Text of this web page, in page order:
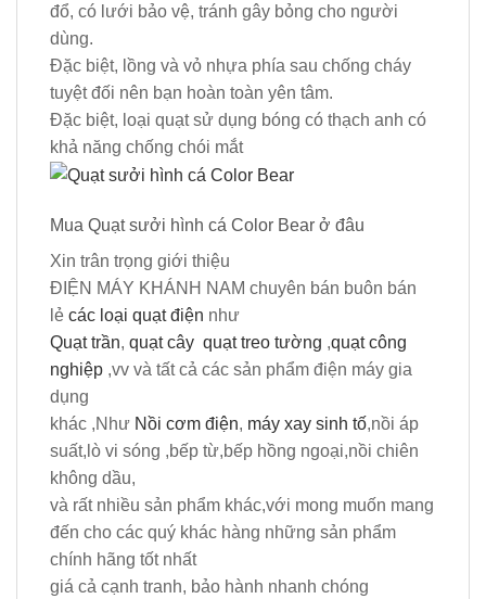
đổ, có lưới bảo vệ, tránh gây bỏng cho người
dùng.
Đặc biệt, lồng và vỏ nhựa phía sau chống cháy
tuyệt đối nên bạn hoàn toàn yên tâm.
Đặc biệt, loại quạt sử dụng bóng có thạch anh có
khả năng chống chói mắt
Mua Quạt sưởi hình cá Color Bear ở đâu
Xin trân trọng giới thiệu
ĐIỆN MÁY KHÁNH NAM chuyên bán buôn bán
lẻ các loại quạt điện như
Quạt trần, quạt cây quạt treo tường ,quạt công
nghiệp ,vv và tất cả các sản phẩm điện máy gia
dụng
khác ,Như Nồi cơm điện, máy xay sinh tố,nồi áp
suất,lò vi sóng ,bếp từ,bếp hồng ngoại,nồi chiên
không dầu,
và rất nhiều sản phẩm khác,với mong muốn mang
đến cho các quý khác hàng những sản phẩm
chính hãng tốt nhất
giá cả cạnh tranh, bảo hành nhanh chóng